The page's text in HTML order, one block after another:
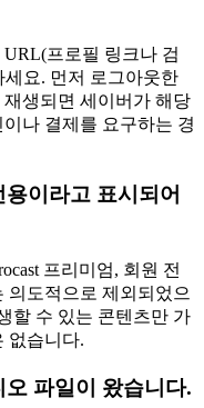
프로필 링크나 검
요. 먼저 로그아웃한
생되면 세이버가 해당
나 결제를 요구하는 경
이라고 표시되어
프리미엄, 회원 전
의도적으로 제외되었으
할 수 있는 콘텐츠만 가
없습니다.
파일이 왔습니다.